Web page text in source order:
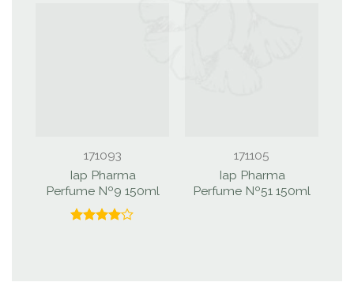
171093
Iap Pharma
Perfume Nº9 150ml
171105
Iap Pharma
Perfume Nº51 150ml